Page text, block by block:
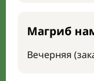
Магриб
Вечерняя